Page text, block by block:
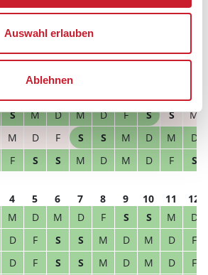
Auswahl erlauben
Ablehnen
4 5 6 7
S M D M D F S S
M
M D F S S M D M
D
F S S M D M D F S
4 5 6 7 8 9 10 11
12
M D M D F S S M
D
D F S S M D M D
F
D F S S M D M D
F